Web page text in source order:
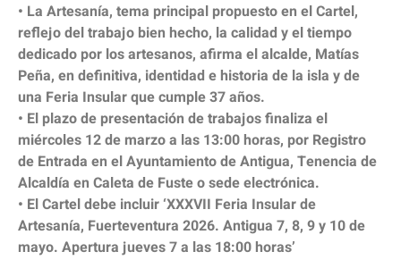
• La Artesanía, tema principal propuesto en el Cartel,
reflejo del trabajo bien hecho, la calidad y el tiempo
dedicado por los artesanos, afirma el alcalde, Matías
Peña, en definitiva, identidad e historia de la isla y de
una Feria Insular que cumple 37 años.
• El plazo de presentación de trabajos finaliza el
miércoles 12 de marzo a las 13:00 horas, por Registro
de Entrada en el Ayuntamiento de Antigua, Tenencia de
Alcaldía en Caleta de Fuste o sede electrónica.
• El Cartel debe incluir ‘XXXVII Feria Insular de
Artesanía, Fuerteventura 2026. Antigua 7, 8, 9 y 10 de
mayo. Apertura jueves 7 a las 18:00 horas’